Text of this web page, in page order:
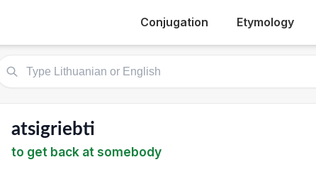
Conjugation Etymology
atsigriebti
to get back at somebody